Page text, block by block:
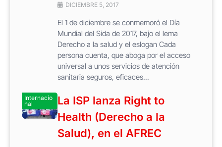
DICIEMBRE 5, 2017
El 1 de diciembre se conmemoró el Día
Mundial del Sida de 2017, bajo el lema
Derecho a la salud y el eslogan Cada
persona cuenta, que aboga por el acceso
universal a unos servicios de atención
sanitaria seguros, eficaces...
Internacio
nal
La ISP lanza Right to
Health (Derecho a la
Salud), en el AFREC